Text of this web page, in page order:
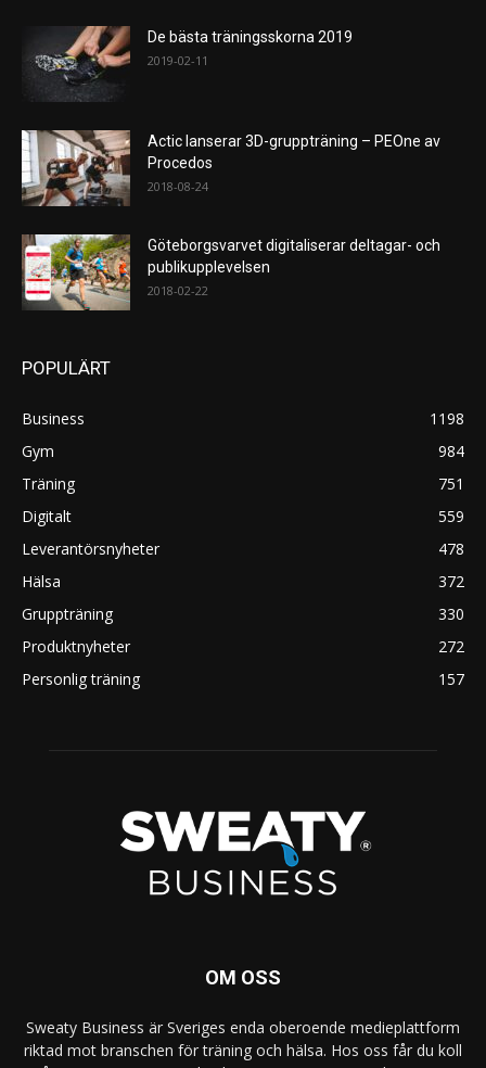
De bästa träningsskorna 2019
2019-02-11
Actic lanserar 3D-gruppträning – PEOne av
Procedos
2018-08-24
Göteborgsvarvet digitaliserar deltagar- och
publikupplevelsen
2018-02-22
POPULÄRT
Business
1198
Gym
984
Träning
751
Digitalt
559
Leverantörsnyheter
478
Hälsa
372
Gruppträning
330
Produktnyheter
272
Personlig träning
157
OM OSS
Sweaty Business är Sveriges enda oberoende medieplattform
riktad mot branschen för träning och hälsa. Hos oss får du koll